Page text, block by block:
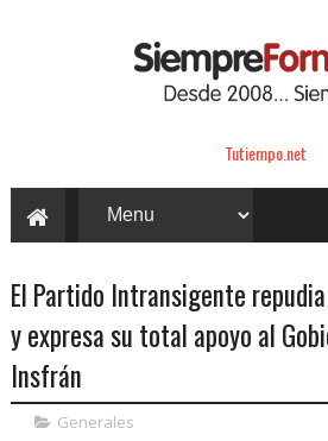
Tutiempo.net
El Partido Intransigente
y expresa su total apoyo al
Insfrán
Generales